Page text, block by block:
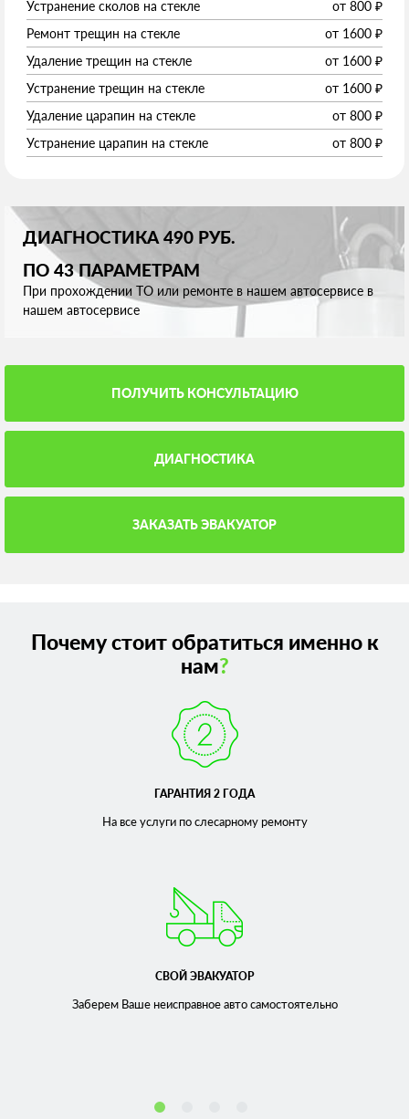
Устранение сколов на стекле
от 800 ₽
Ремонт трещин на стекле
от 1600 ₽
Удаление трещин на стекле
от 1600 ₽
Устранение трещин на стекле
от 1600 ₽
Удаление царапин на стекле
от 800 ₽
Устранение царапин на стекле
от 800 ₽
ДИАГНОСТИКА 490 РУБ.
ПО 43 ПАРАМЕТРАМ
При прохождении ТО или ремонте в нашем автосервисе в
нашем автосервисе
ПОЛУЧИТЬ КОНСУЛЬТАЦИЮ
ДИАГНОСТИКА
ЗАКАЗАТЬ ЭВАКУАТОР
Почему стоит обратиться именно к
нам?
ГАРАНТИЯ 2 ГОДА
На все услуги по слесарномуремонту
СВОЙ ЭВАКУАТОР
Заберем Ваше неисправноеавто самостоятельно